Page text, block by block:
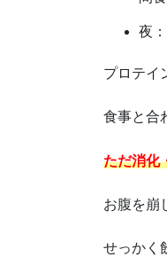
夜
プロテイ
食事と合
ただ消化
お腹を崩
せっかく